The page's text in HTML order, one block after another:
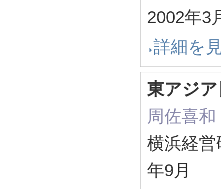
2002年3
詳細を
東アジ
周佐喜和
横浜経
年9月